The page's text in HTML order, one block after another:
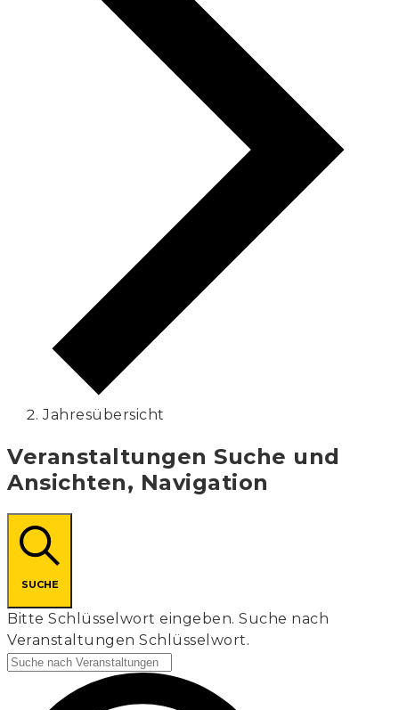
Jahresübersicht
Veranstaltungen Suche und
Ansichten, Navigation
SUCHE
Bitte Schlüsselwort eingeben. Suche nach
Veranstaltungen Schlüsselwort.